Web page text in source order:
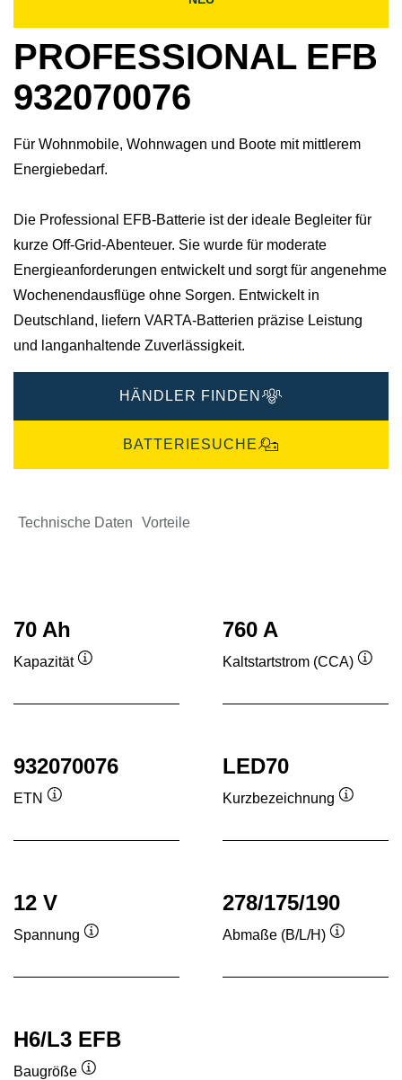
PROFESSIONAL EFB
932070076
Für Wohnmobile, Wohnwagen und Boote mit mittlerem
Energiebedarf.
Die Professional EFB-Batterie ist der ideale Begleiter für
kurze Off-Grid-Abenteuer. Sie wurde für moderate
Energieanforderungen entwickelt und sorgt für angenehme
Wochenendausflüge ohne Sorgen.​ Entwickelt in
Deutschland, liefern VARTA-Batterien präzise Leistung
und langanhaltende Zuverlässigkeit.​
HÄNDLER FINDEN
BATTERIESUCHE
Technische Daten Vorteile
70 Ah
Kapazität
760 A
Kaltstartstrom (CCA)
932070076
ETN
LED70
Kurzbezeichnung
12 V
Spannung
278/175/190
Abmaße (B/L/H)
H6/L3 EFB
Baugröße